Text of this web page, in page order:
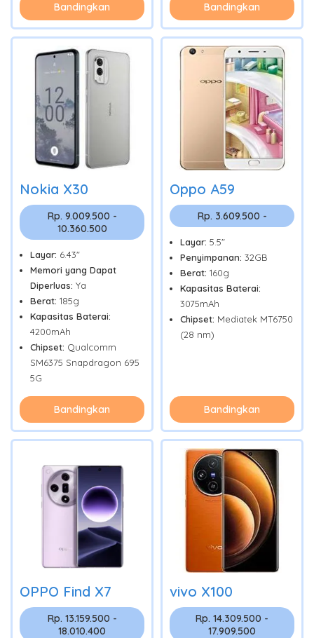
Bandingkan Bandingkan
Nokia X30
Rp. 9.009.500 -
10.360.500
Layar: 6.43"
Memori yang Dapat
Diperluas: Ya
Berat: 185g
Kapasitas Baterai:
4200mAh
Chipset: Qualcomm
SM6375 Snapdragon 695
5G
Bandingkan
Oppo A59
Rp. 3.609.500 -
Layar: 5.5"
Penyimpanan: 32GB
Berat: 160g
Kapasitas Baterai:
3075mAh
Chipset: Mediatek MT6750
(28 nm)
Bandingkan
OPPO Find X7
Rp. 13.159.500 -
18.010.400
vivo X100
Rp. 14.309.500 -
17.909.500